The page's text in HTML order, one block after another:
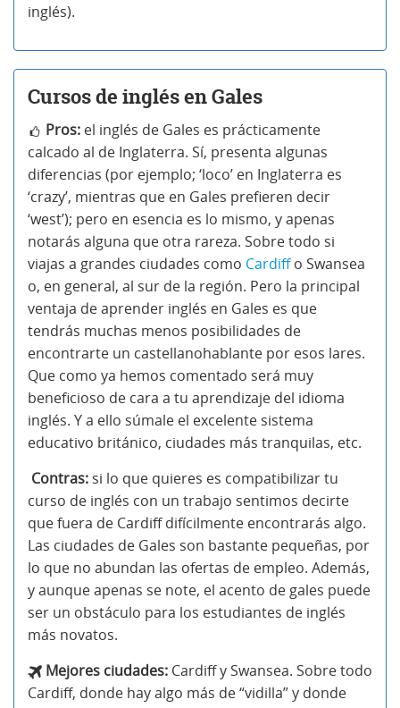
inglés).
Cursos de inglés en Gales
Pros: el inglés de Gales es prácticamente
calcado al de Inglaterra. Sí, presenta algunas
diferencias (por ejemplo; ‘loco’ en Inglaterra es
‘crazy’, mientras que en Gales prefieren decir
‘west’); pero en esencia es lo mismo, y apenas
notarás alguna que otra rareza. Sobre todo si
viajas a grandes ciudades como Cardiffo Swansea
o, en general, al sur de la región. Pero la principal
ventaja de aprender inglés en Gales es que
tendrás muchas menos posibilidades de
encontrarte un castellanohablante por esos lares.
Que como ya hemos comentado será muy
beneficioso de cara a tu aprendizaje del idioma
inglés. Y a ello súmale el excelente sistema
educativo británico, ciudades más tranquilas, etc.
Contras: si lo que quieres es compatibilizar tu
curso de inglés con un trabajo sentimos decirte
que fuera de Cardiff difícilmente encontrarás algo.
Las ciudades de Gales son bastante pequeñas, por
lo que no abundan las ofertas de empleo. Además,
y aunque apenas se note, el acento de gales puede
ser un obstáculo para los estudiantes de inglés
más novatos.
Mejores ciudades: Cardiff y Swansea. Sobre todo
Cardiff, donde hay algo más de “vidilla” y donde